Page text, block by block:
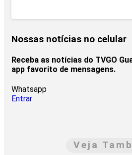
Nossas notícias no celular
Receba as notícias do TVGO
app favorito de mensagens.
Whatsapp
Entrar
Veja